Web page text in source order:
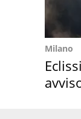
Milano